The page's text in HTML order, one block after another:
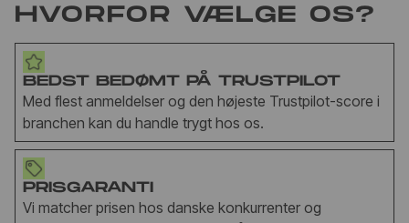
HVORFOR VÆLGE OS?
BEDST BEDØMT PÅ TRUSTPILOT
Med flest anmeldelser og den højeste Trustpilot-score i
branchen kan du handle trygt hos os.
PRISGARANTI
Vi matcher prisen hos danske konkurrenter og